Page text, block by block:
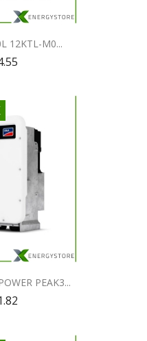
view
12KTL-M0...
view PEAK3...